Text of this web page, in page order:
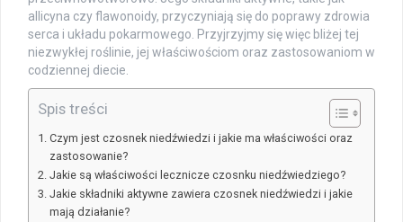
allicyna czy flawonoidy, przyczyniają się do poprawy zdrowia
serca i układu pokarmowego. Przyjrzyjmy się więc bliżej tej
niezwykłej roślinie, jej właściwościom oraz zastosowaniom w
codziennej diecie.
Spis treści
Czym jest czosnek niedźwiedzi i jakie ma właściwości oraz
zastosowanie?
Jakie są właściwości lecznicze czosnku niedźwiedziego?
Jakie składniki aktywne zawiera czosnek niedźwiedzi i jakie
mają działanie?